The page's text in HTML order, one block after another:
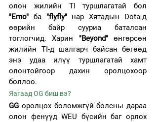
"Emo" ба "flyfly" нар Хятадын Dota-д
өөрийн байр сууриа баталсан
тоглогчид. Харин "Beyond" өнгөрсөн
жилийн TI-д шалгарч байсан бөгөөд
энэ удаа илүү туршлагатай хамт
олонтойгоор дахин оролцохоор
боллоо.
Яагаад OG биш вэ?
GG оролцох боломжгүй болсны дараа
олон фенүүд WEU бүсийн баг орлох